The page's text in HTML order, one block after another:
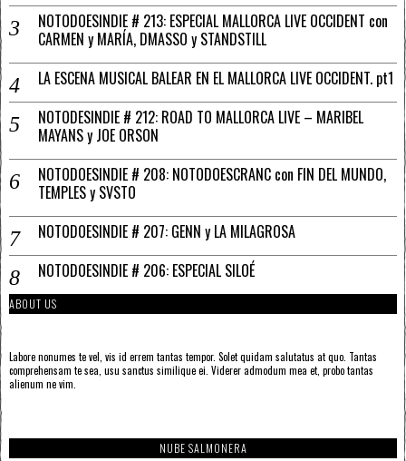
NOTODOESINDIE # 213: ESPECIAL MALLORCA LIVE OCCIDENT con
CARMEN y MARÍA, DMASSO y STANDSTILL
LA ESCENA MUSICAL BALEAR EN EL MALLORCA LIVE OCCIDENT. pt1
NOTODESINDIE # 212: ROAD TO MALLORCA LIVE – MARIBEL
MAYANS y JOE ORSON
NOTODOESINDIE # 208: NOTODOESCRANC con FIN DEL MUNDO,
TEMPLES y SVSTO
NOTODOESINDIE # 207: GENN y LA MILAGROSA
NOTODOESINDIE # 206: ESPECIAL SILOÉ
ABOUT US
Labore nonumes te vel, vis id errem tantas tempor. Solet quidam salutatus at quo. Tantas
comprehensam te sea, usu sanctus similique ei. Viderer admodum mea et, probo tantas
alienum ne vim.
NUBE SALMONERA